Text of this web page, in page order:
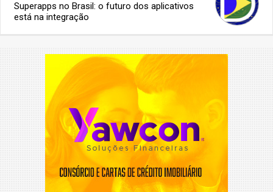
Superapps no Brasil: o futuro dos aplicativos
está na integração